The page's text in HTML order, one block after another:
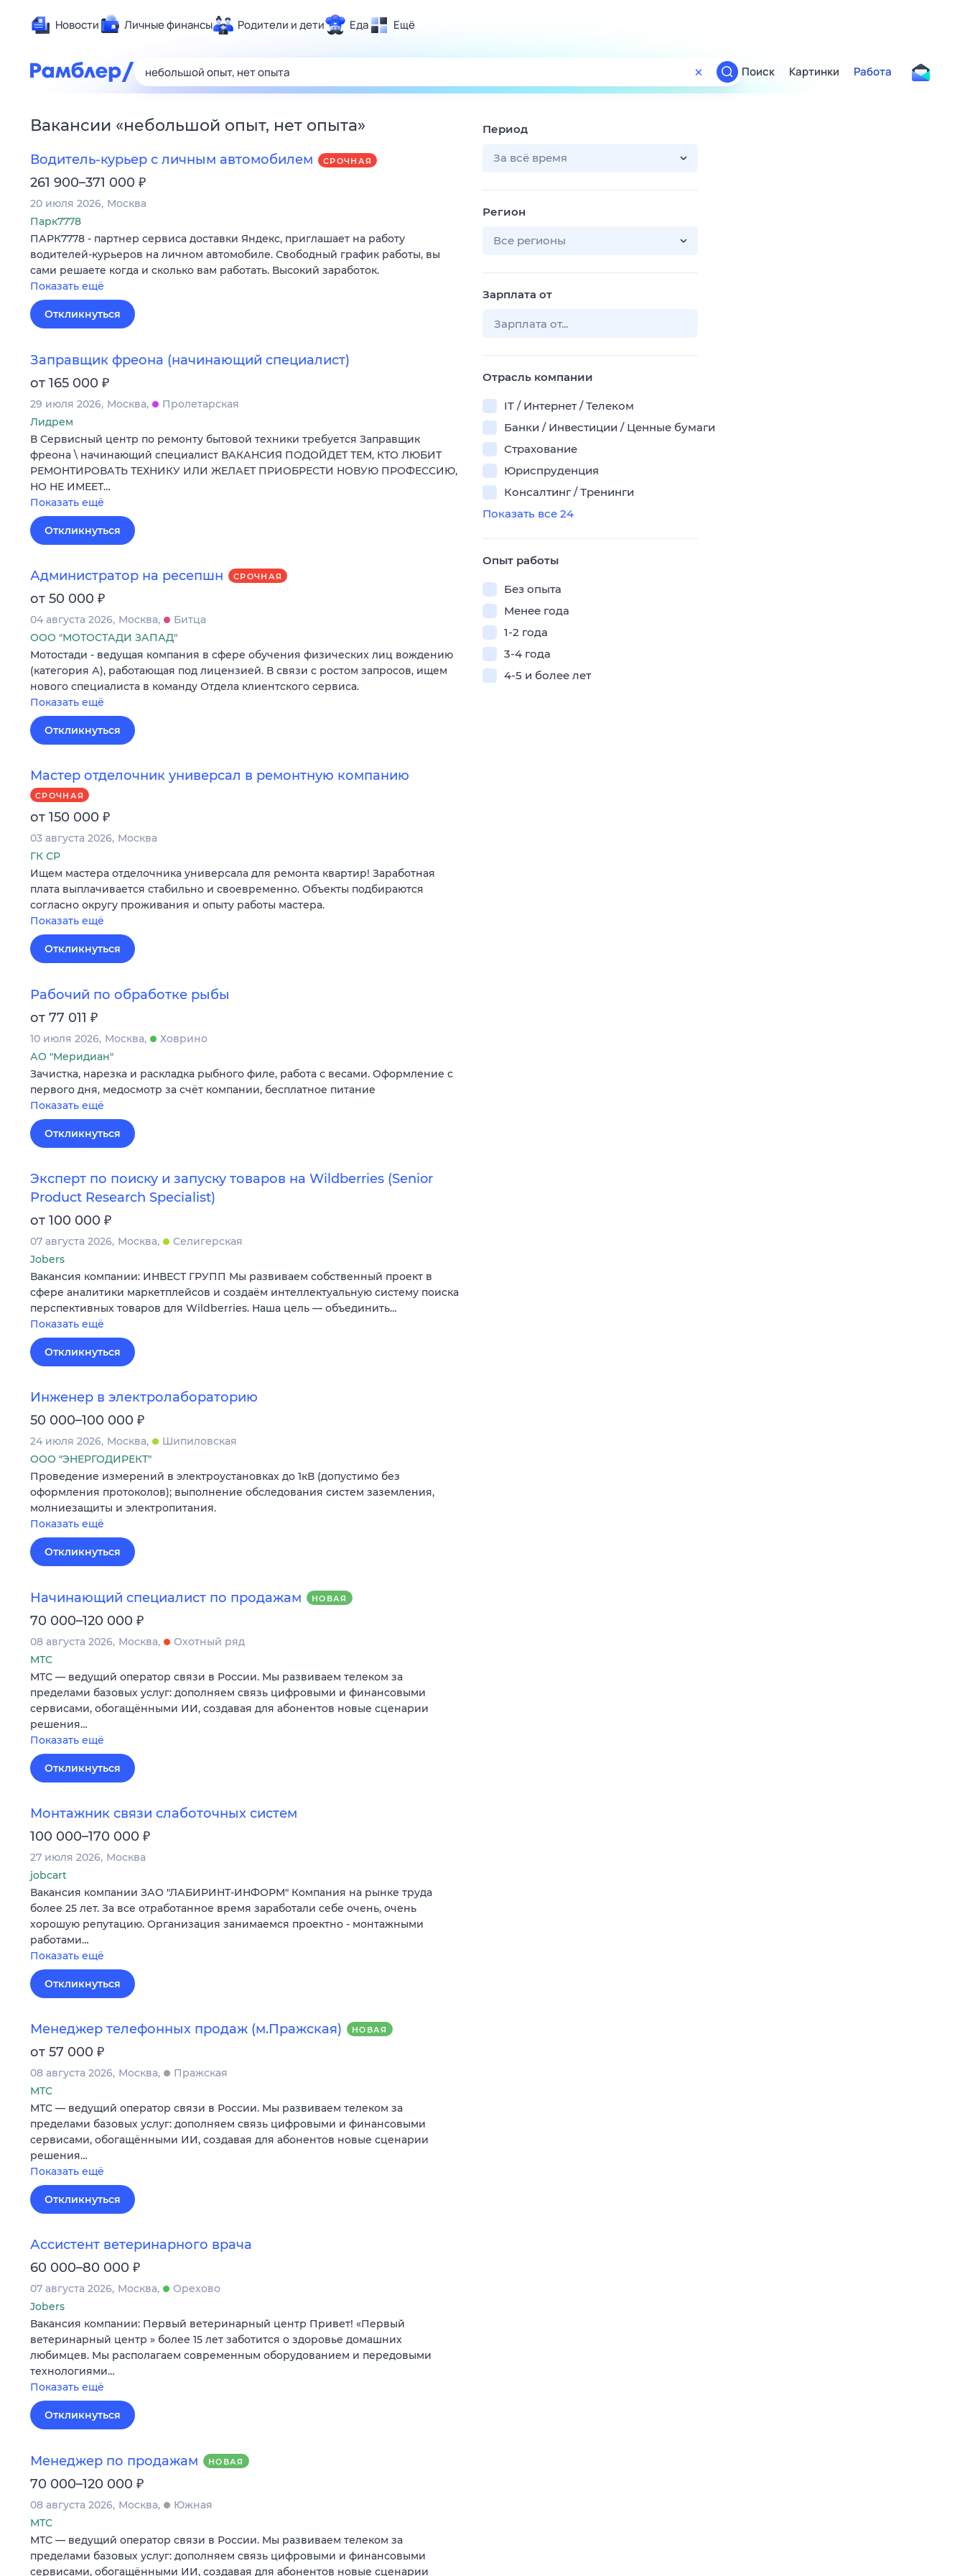
Новости Личные финансы Родители и дети Еда Ещё
Здоровье
Развлечения и отдых
Спорт
Карьера
Сберегаем вместе
Гороскопы
Поиск
ТВ-программа
Поиск Картинки Работа
Вакансии «небольшой опыт, нет опыта»
Водитель-курьер с личным автомобилем СРОЧНАЯ
261 900–371 000 ₽
20 июля 2026 Москва
Парк7778
ПАРК7778 - партнер сервиса доставки Яндекс, приглашает на работу
водителей-курьеров на личном автомобиле. Свободный график работы, вы
сами решаете когда и сколько вам работать. Высокий заработок.
Показать ещё
Откликнуться
Заправщик фреона (начинающий специалист)
от 165 000 ₽
29 июля 2026 Москва
Пролетарская
Лидрем
В Сервисный центр по ремонту бытовой техники требуется Заправщик
фреона \ начинающий специалист ВАКАНСИЯ ПОДОЙДЕТ ТЕМ, КТО ЛЮБИТ
РЕМОНТИРОВАТЬ ТЕХНИКУ ИЛИ ЖЕЛАЕТ ПРИОБРЕСТИ НОВУЮ ПРОФЕССИЮ,
НО НЕ ИМЕЕТ…
Показать ещё
Откликнуться
Администратор на ресепшн СРОЧНАЯ
от 50 000 ₽
04 августа 2026 Москва
Битца
ООО "МОТОСТАДИ ЗАПАД"
Мотостади - ведущая компания в сфере обучения физических лиц вождению
(категория А), работающая под лицензией. В связи с ростом запросов, ищем
нового специалиста в команду Отдела клиентского сервиса.
Показать ещё
Откликнуться
Мастер отделочник универсал в ремонтную компанию
СРОЧНАЯ
от 150 000 ₽
03 августа 2026 Москва
ГК СР
Ищем мастера отделочника универсала для ремонта квартир! Заработная
плата выплачивается стабильно и своевременно. Объекты подбираются
согласно округу проживания и опыту работы мастера.
Показать ещё
Откликнуться
Рабочий по обработке рыбы
от 77 011 ₽
10 июля 2026 Москва
Ховрино
АО "Меридиан"
Зачистка, нарезка и раскладка рыбного филе, работа с весами. Оформление c
первого дня, медосмотр за счёт компании, бесплатное питание
Показать ещё
Откликнуться
Эксперт по поиску и запуску товаров на Wildberries (Senior
Product Research Specialist)
от 100 000 ₽
07 августа 2026 Москва
Селигерская
Jobers
Вакансия компании: ИНВЕСТ ГРУПП Мы развиваем собственный проект в
сфере аналитики маркетплейсов и создаём интеллектуальную систему поиска
перспективных товаров для Wildberries. Наша цель — объединить…
Показать ещё
Откликнуться
Инженер в электролабораторию
50 000–100 000 ₽
24 июля 2026 Москва
Шипиловская
ООО "ЭНЕРГОДИРЕКТ"
Проведение измерений в электроустановках до 1кВ (допустимо без
оформления протоколов); выполнение обследования систем заземления,
молниезащиты и электропитания.
Показать ещё
Откликнуться
Начинающий специалист по продажам НОВАЯ
70 000–120 000 ₽
08 августа 2026 Москва
Охотный ряд
МТС
МТС — ведущий оператор связи в России. Мы развиваем телеком за
пределами базовых услуг: дополняем связь цифровыми и финансовыми
сервисами, обогащёнными ИИ, создавая для абонентов новые сценарии
решения…
Показать ещё
Откликнуться
Монтажник связи слаботочных систем
100 000–170 000 ₽
27 июля 2026 Москва
jobcart
Вакансия компании ЗАО "ЛАБИРИНТ-ИНФОРМ" Компания на рынке труда
более 25 лет. За все отработанное время заработали себе очень, очень
хорошую репутацию. Организация занимаемся проектно - монтажными
работами…
Показать ещё
Откликнуться
Менеджер телефонных продаж (м.Пражская) НОВАЯ
от 57 000 ₽
08 августа 2026 Москва
Пражская
МТС
МТС — ведущий оператор связи в России. Мы развиваем телеком за
пределами базовых услуг: дополняем связь цифровыми и финансовыми
сервисами, обогащёнными ИИ, создавая для абонентов новые сценарии
решения…
Показать ещё
Откликнуться
Ассистент ветеринарного врача
60 000–80 000 ₽
07 августа 2026 Москва
Орехово
Jobers
Вакансия компании: Первый ветеринарный центр Привет! «Первый
ветеринарный центр » более 15 лет заботится о здоровье домашних
любимцев. Мы располагаем современным оборудованием и передовыми
технологиями…
Показать ещё
Откликнуться
Менеджер по продажам НОВАЯ
70 000–120 000 ₽
08 августа 2026 Москва
Южная
МТС
МТС — ведущий оператор связи в России. Мы развиваем телеком за
пределами базовых услуг: дополняем связь цифровыми и финансовыми
сервисами, обогащёнными ИИ, создавая для абонентов новые сценарии
Период
За всё время
Регион
Все регионы
Зарплата от
Отрасль компании
IT / Интернет / Телеком
Банки / Инвестиции / Ценные бумаги
Страхование
Юриспруденция
Консалтинг / Тренинги
Показать все 24
Опыт работы
Без опыта
Менее года
1-2 года
3-4 года
4-5 и более лет